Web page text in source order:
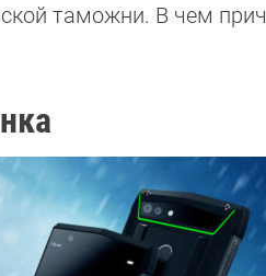
таможни. В чем